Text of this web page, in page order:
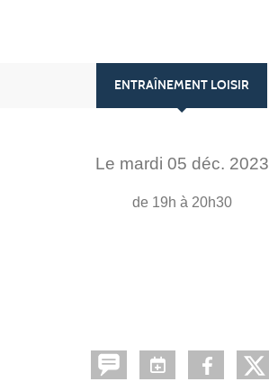
ENTRAÎNEMENT LOISIR
Le mardi 05 déc. 2023
de 19h à 20h30